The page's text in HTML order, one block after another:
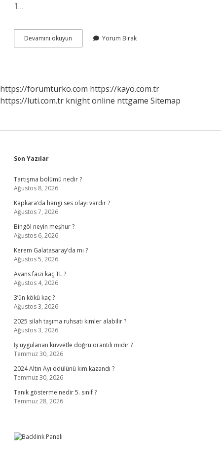
1…
Devamını okuyun
Saat
Yorum Bırak
https://forumturko.com https://kayo.com.tr
https://luti.com.tr knight online nttgame Sitemap
Sidebar
Son Yazılar
Tartışma bölümü nedir ?
Ağustos 8, 2026
Kapkara’da hangi ses olayı vardır ?
Ağustos 7, 2026
Bingöl neyin meşhur ?
Ağustos 6, 2026
Kerem Galatasaray’da mı ?
Ağustos 5, 2026
Avans faizi kaç TL ?
Ağustos 4, 2026
3’ün kökü kaç ?
Ağustos 3, 2026
2025 silah taşıma ruhsatı kimler alabilir ?
Ağustos 3, 2026
İş uygulanan kuvvetle doğru orantılı mıdır ?
Temmuz 30, 2026
2024 Altın Ayı ödülünü kim kazandı ?
Temmuz 30, 2026
Tanık gösterme nedir 5. sınıf ?
Temmuz 28, 2026